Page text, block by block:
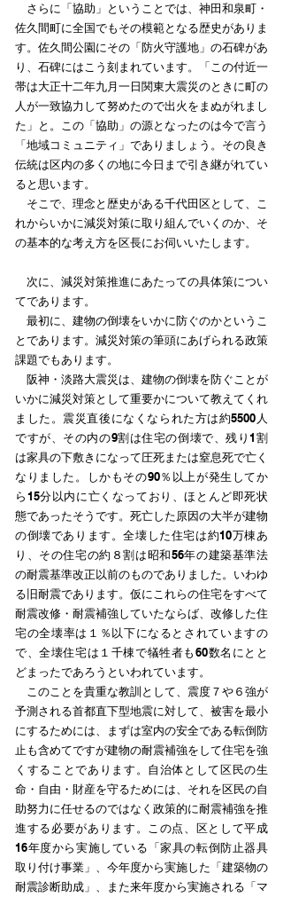
さらに「協助」ということでは、神田和泉町・
佐久間町に全国でもその模範となる歴史がありま
す。佐久間公園にその「防火守護地」の石碑があ
り、石碑にはこう刻まれています。「この付近一
帯は大正十二年九月一日関東大震災のときに町の
人が一致協力して努めたので出火をまぬがれまし
た」と。この「協助」の源となったのは今で言う
「地域コミュニティ」でありましょう。その良き
伝統は区内の多くの地に今日まで引き継がれてい
ると思います。
そこで、理念と歴史がある千代田区として、こ
れからいかに減災対策に取り組んでいくのか、そ
の基本的な考え方を区長にお伺いいたします。
次に、減災対策推進にあたっての具体策につい
てであります。
最初に、建物の倒壊をいかに防ぐのかというこ
とであります。減災対策の筆頭にあげられる政策
課題でもあります。
阪神・淡路大震災は、建物の倒壊を防ぐことが
いかに減災対策として重要かについて教えてくれ
ました。震災直後になくなられた方は約5500人
ですが、その内の9割は住宅の倒壊で、残り1割
は家具の下敷きになって圧死または窒息死で亡く
なりました。しかもその90％以上が発生してか
ら15分以内に亡くなっており、ほとんど即死状
態であったそうです。死亡した原因の大半が建物
の倒壊であります。全壊した住宅は約10万棟あ
り、その住宅の約８割は昭和56年の建築基準法
の耐震基準改正以前のものでありました。いわゆ
る旧耐震であります。仮にこれらの住宅をすべて
耐震改修・耐震補強していたならば、改修した住
宅の全壊率は１％以下になるとされていますの
で、全壊住宅は１千棟で犠牲者も60数名にとと
どまったであろうといわれています。
このことを貴重な教訓として、震度７や６強が
予測される首都直下型地震に対して、被害を最小
にするためには、まずは室内の安全である転倒防
止も含めてですが建物の耐震補強をして住宅を強
くすることであります。自治体として区民の生
命・自由・財産を守るためには、それを区民の自
助努力に任せるのではなく政策的に耐震補強を推
進する必要があります。この点、区として平成
16年度から実施している「家具の転倒防止器具
取り付け事業」、今年度から実施した「建築物の
耐震診断助成」、また来年度から実施される「マ